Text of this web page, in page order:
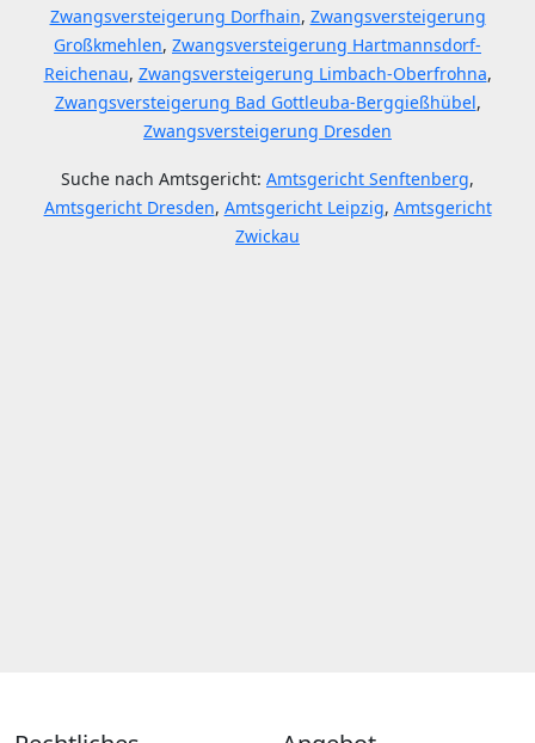
Zwangsversteigerung Dorfhain, Zwangsversteigerung
Großkmehlen, Zwangsversteigerung Hartmannsdorf-
Reichenau, Zwangsversteigerung Limbach-Oberfrohna,
Zwangsversteigerung Bad Gottleuba-Berggießhübel,
Zwangsversteigerung Dresden
Suche nach Amtsgericht: Amtsgericht Senftenberg,
Amtsgericht Dresden, Amtsgericht Leipzig, Amtsgericht
Zwickau